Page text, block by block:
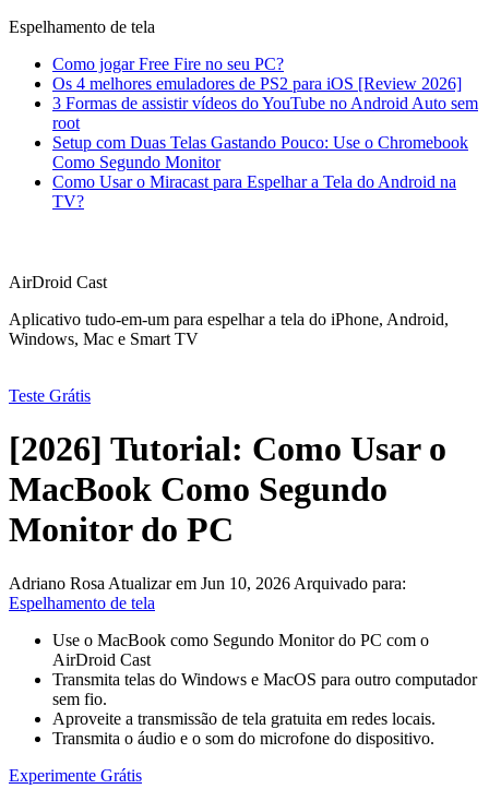
Espelhamento de tela
Como jogar Free Fire no seu PC?
Os 4 melhores emuladores de PS2 para iOS [Review 2026]
3 Formas de assistir vídeos do YouTube no Android Auto sem
root
Setup com Duas Telas Gastando Pouco: Use o Chromebook
Como Segundo Monitor
Como Usar o Miracast para Espelhar a Tela do Android na
TV?
AirDroid Cast
Aplicativo tudo-em-um para espelhar a tela do iPhone, Android,
Windows, Mac e Smart TV
Teste Grátis
[2026] Tutorial: Como Usar o
MacBook Como Segundo
Monitor do PC
Adriano Rosa Atualizar em Jun 10, 2026 Arquivado para:
Espelhamento de tela
Use o MacBook como Segundo Monitor do PC com o
AirDroid Cast
Transmita telas do Windows e MacOS para outro computador
sem fio.
Aproveite a transmissão de tela gratuita em redes locais.
Transmita o áudio e o som do microfone do dispositivo.
Experimente Grátis